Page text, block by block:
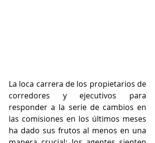
La loca carrera de los propietarios de
corredores y ejecutivos para
responder a la serie de cambios en
las comisiones en los últimos meses
ha dado sus frutos al menos en una